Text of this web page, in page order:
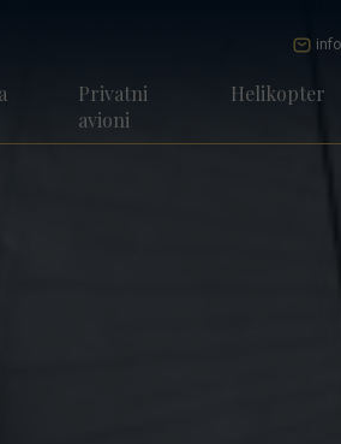
Privatni
avioni
Helikopter